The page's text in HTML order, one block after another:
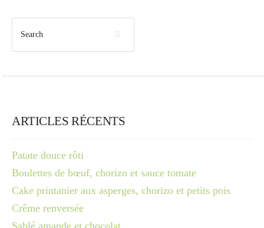
ARTICLES RÉCENTS
Patate douce rôti
Boulettes de bœuf, chorizo et sauce tomate
Cake printanier aux asperges, chorizo et petits pois
Crême renversée
Sablé amande et chocolat